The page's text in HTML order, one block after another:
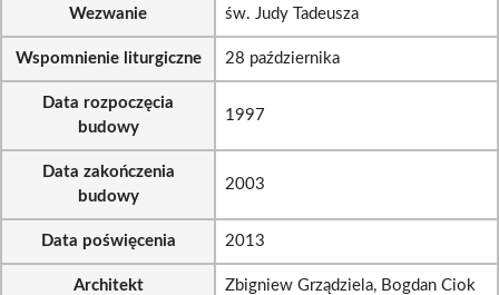
Wezwanie św. Judy Tadeusza
Wspomnienie liturgiczne 28 października
Data rozpoczęcia
budowy
1997
Data zakończenia
budowy
2003
Data poświęcenia 2013
Architekt Zbigniew Grządziela, Bogdan Ciok